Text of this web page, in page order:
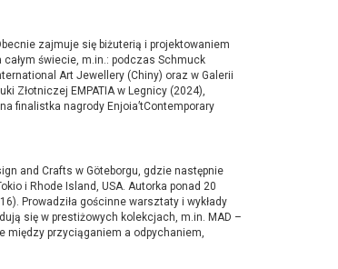
zajmuje się biżuterią i projektowaniem
świecie, m.in.: podczas Schmuck
Art Jewellery (Chiny) oraz w Galerii
Złotniczej EMPATIA w Legnicy (2024),
finalistka nagrody Enjoia’tContemporary
and Crafts w Göteborgu, gdzie następnie
i Rhode Island, USA. Autorka ponad 20
Prowadziła gościnne warsztaty i wykłady
się w prestiżowych kolekcjach, m.in. MAD –
między przyciąganiem a odpychaniem,